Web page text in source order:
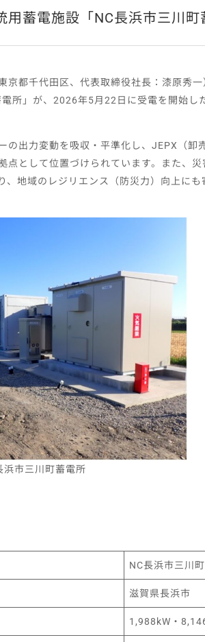
用蓄電施設「NC長浜市三川
京都千代田区、代表取締役社長：漆原秀
所」が、2026年5月22日に受電を開始し
の出力変動を吸収・平準化し、JEPX（卸
点として位置づけられています。また、
、地域のレジリエンス（防災力）向上にも
市三川町蓄電所
NC長浜市三川
滋賀県長浜市
1,988kW・